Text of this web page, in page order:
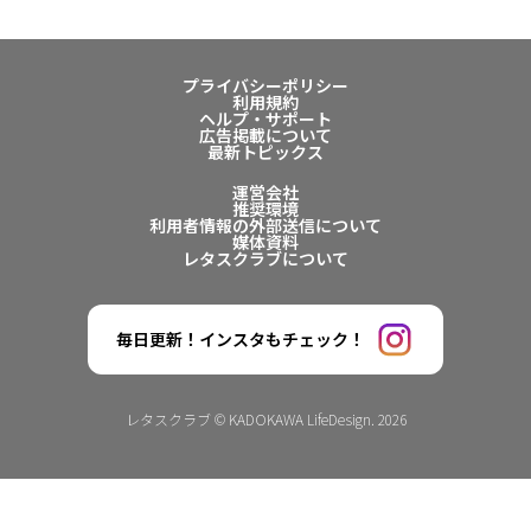
プライバシーポリシー
利用規約
ヘルプ・サポート
広告掲載について
最新トピックス
運営会社
推奨環境
利用者情報の外部送信について
媒体資料
レタスクラブについて
毎日更新！インスタもチェック！
レタスクラブ © KADOKAWA LifeDesign. 2026